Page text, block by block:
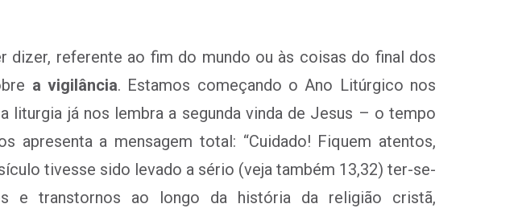
referente ao fim do mundo ou às coisas do final dos
a vigilância. Estamos começando o Ano Litúrgico nos
liturgia já nos lembra a segunda vinda de Jesus – o tempo
a mensagem total: “Cuidado! Fiquem atentos,
tivesse sido levado a sério (veja também 13,32) ter-se-
e transtornos ao longo da história da religião cristã,